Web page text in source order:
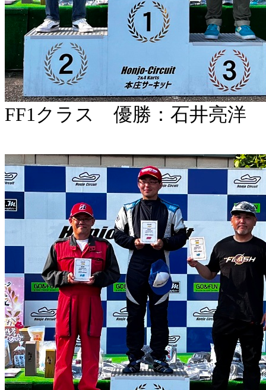
FF1クラス 優勝：石井亮洋